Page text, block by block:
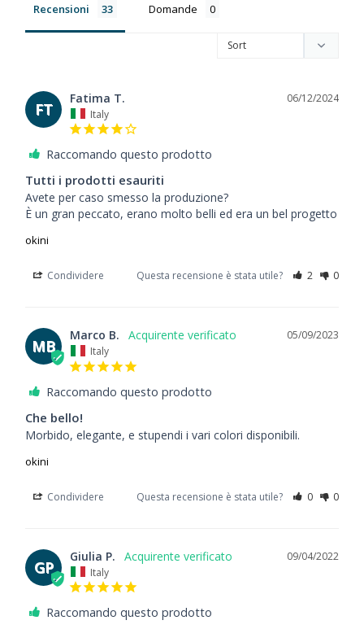
Recensioni Domande
FT
06/12/2024
Fatima T.
Italy
Raccomando questo prodotto
Tutti i prodotti esauriti
Avete per caso smesso la produzione?
È un gran peccato, erano molto belli ed era un bel progetto
okini
Condividere Questa recensione è stata utile? 2 0
MB
05/09/2023
Marco B.
Italy
Raccomando questo prodotto
Che bello!
Morbido, elegante, e stupendi i vari colori disponibili.
okini
Condividere Questa recensione è stata utile? 0 0
GP
09/04/2022
Giulia P.
Italy
Raccomando questo prodotto